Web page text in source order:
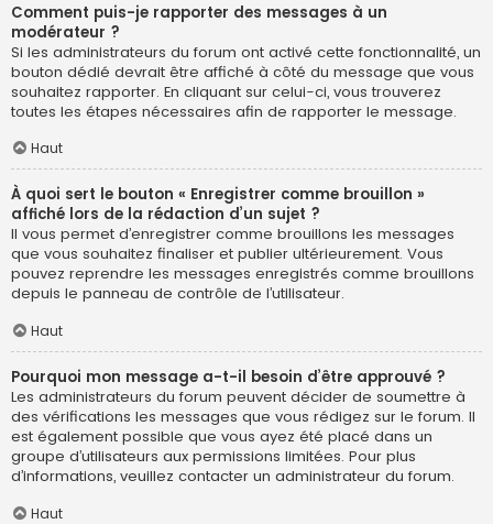
Comment puis-je rapporter des messages à un
modérateur ?
Si les administrateurs du forum ont activé cette fonctionnalité, un
bouton dédié devrait être affiché à côté du message que vous
souhaitez rapporter. En cliquant sur celui-ci, vous trouverez
toutes les étapes nécessaires afin de rapporter le message.
Haut
À quoi sert le bouton « Enregistrer comme brouillon »
affiché lors de la rédaction d’un sujet ?
Il vous permet d’enregistrer comme brouillons les messages
que vous souhaitez finaliser et publier ultérieurement. Vous
pouvez reprendre les messages enregistrés comme brouillons
depuis le panneau de contrôle de l’utilisateur.
Haut
Pourquoi mon message a-t-il besoin d’être approuvé ?
Les administrateurs du forum peuvent décider de soumettre à
des vérifications les messages que vous rédigez sur le forum. Il
est également possible que vous ayez été placé dans un
groupe d’utilisateurs aux permissions limitées. Pour plus
d’informations, veuillez contacter un administrateur du forum.
Haut